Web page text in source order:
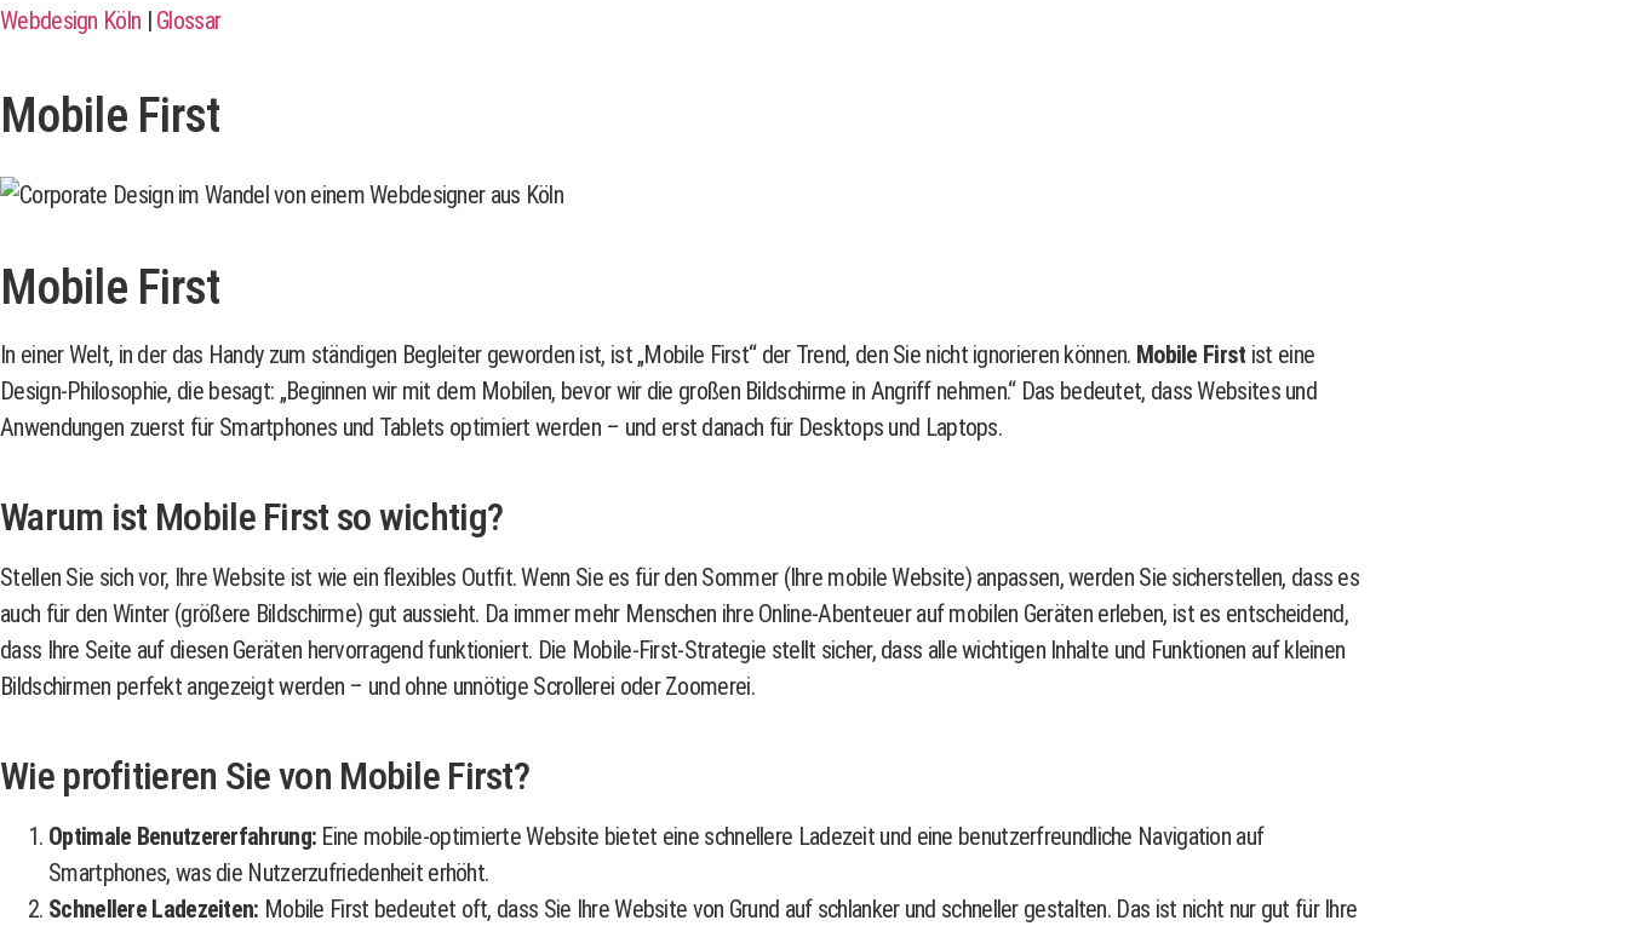
Webdesign Köln | Glossar
Mobile First
Mobile First
In einer Welt, in der das Handy zum ständigen Begleiter geworden ist, ist „Mobile First“ der Trend, den Sie nicht ignorieren können. Mobile First ist eine
Design-Philosophie, die besagt: „Beginnen wir mit dem Mobilen, bevor wir die großen Bildschirme in Angriff nehmen.“ Das bedeutet, dass Websites und
Anwendungen zuerst für Smartphones und Tablets optimiert werden – und erst danach für Desktops und Laptops.
Warum ist Mobile First so wichtig?
Stellen Sie sich vor, Ihre Website ist wie ein flexibles Outfit. Wenn Sie es für den Sommer (Ihre mobile Website) anpassen, werden Sie sicherstellen, dass es
auch für den Winter (größere Bildschirme) gut aussieht. Da immer mehr Menschen ihre Online-Abenteuer auf mobilen Geräten erleben, ist es entscheidend,
dass Ihre Seite auf diesen Geräten hervorragend funktioniert. Die Mobile-First-Strategie stellt sicher, dass alle wichtigen Inhalte und Funktionen auf kleinen
Bildschirmen perfekt angezeigt werden – und ohne unnötige Scrollerei oder Zoomerei.
Wie profitieren Sie von Mobile First?
Optimale Benutzererfahrung: Eine mobile-optimierte Website bietet eine schnellere Ladezeit und eine benutzerfreundliche Navigation auf
Smartphones, was die Nutzerzufriedenheit erhöht.
Schnellere Ladezeiten: Mobile First bedeutet oft, dass Sie Ihre Website von Grund auf schlanker und schneller gestalten. Das ist nicht nur gut für Ihre